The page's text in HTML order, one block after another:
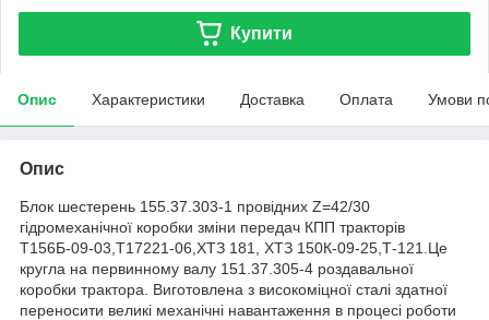
Купити
Опис Характеристики Доставка Оплата Умови
Опис
Блок шестерень 155.37.303-1 провідних Z=42/30
гідромеханічної коробки зміни передач КПП тракторів
Т156Б-09-03,Т17221-06,ХТЗ 181, ХТЗ 150К-09-25,Т-121.Це
кругла на первинному валу 151.37.305-4 роздавальної
коробки трактора. Виготовлена ​​з високоміцної сталі здатної
переносити великі механічні навантаження в процесі роботи